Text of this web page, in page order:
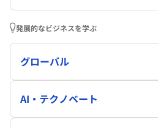
発展的なビジネスを学ぶ
グローバル
AI・テクノベート